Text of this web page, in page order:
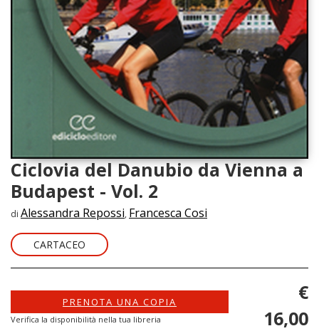
Ciclovia del Danubio da Vienna a
Budapest - Vol. 2
di Alessandra Repossi, Francesca Cosi
CARTACEO
PRENOTA UNA COPIA
Verifica la disponibilità nella tua libreria
€
16,00